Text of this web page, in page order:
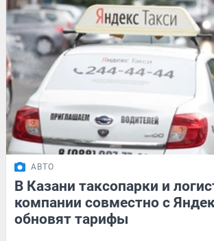
АВТО
В Казани таксопарки и
компании совместно с
обновят тарифы